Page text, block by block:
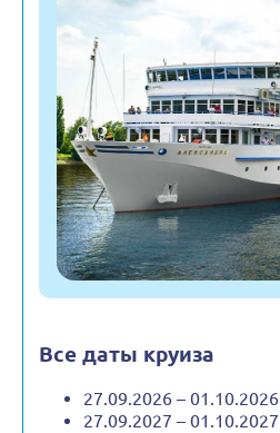
Все даты круиза
27.09.2026 – 01.10.2026
27.09.2027 – 01.10.2027